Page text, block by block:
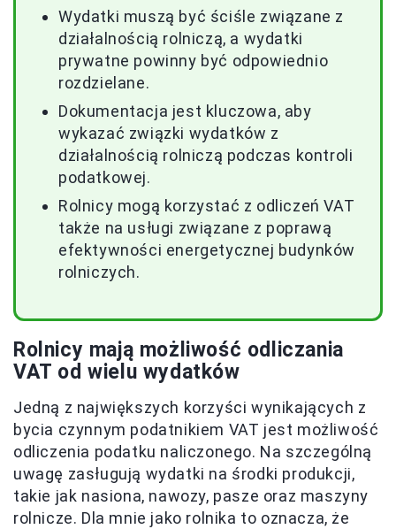
Wydatki muszą być ściśle związane z
działalnością rolniczą, a wydatki
prywatne powinny być odpowiednio
rozdzielane.
Dokumentacja jest kluczowa, aby
wykazać związki wydatków z
działalnością rolniczą podczas kontroli
podatkowej.
Rolnicy mogą korzystać z odliczeń VAT
także na usługi związane z poprawą
efektywności energetycznej budynków
rolniczych.
Rolnicy mają możliwość odliczania
VAT od wielu wydatków
Jedną z największych korzyści wynikających z
bycia czynnym podatnikiem VAT jest możliwość
odliczenia podatku naliczonego. Na szczególną
uwagę zasługują wydatki na środki produkcji,
takie jak nasiona, nawozy, pasze oraz maszyny
rolnicze. Dla mnie jako rolnika to oznacza, że